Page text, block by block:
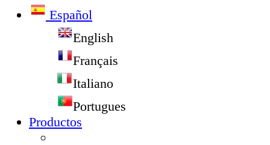
Español
English
Français
Italiano
Portugues
Productos